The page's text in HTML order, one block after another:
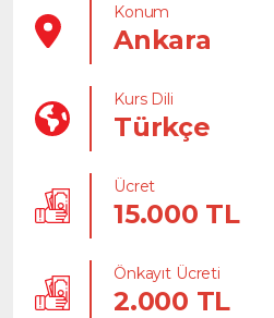
Konum
Ankara
Kurs Dili
Türkçe
Ücret
15.000 TL
Önkayıt Ücreti
2.000 TL